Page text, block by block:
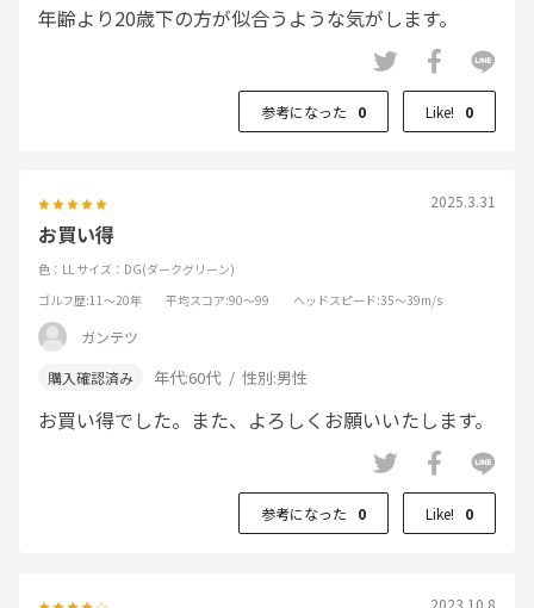
年齢より20歳下の方が似合うような気がします。
参考になった 0 Like! 0
2025.3.31
お買い得
色：LL サイズ：DG(ダークグリーン)
ゴルフ歴:11～20年 平均スコア:90～99 ヘッドスピード:35～39m/s
ガンテツ
年代:60代 性別:男性
お買い得でした。また、よろしくお願いいたします。
参考になった 0 Like! 0
2023.10.8